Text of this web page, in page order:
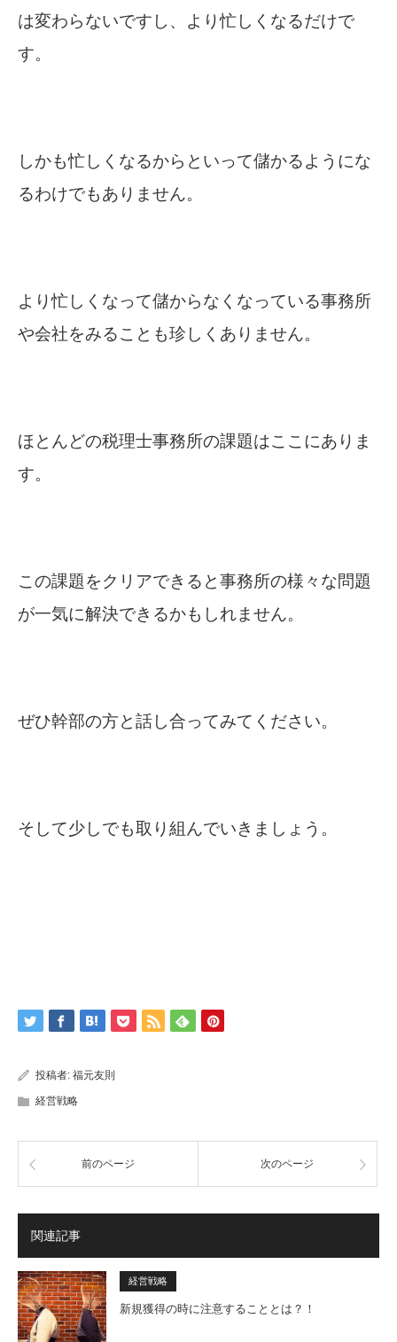
は変わらないですし、より忙しくなるだけで
す。
しかも忙しくなるからといって儲かるようにな
るわけでもありません。
より忙しくなって儲からなくなっている事務所
や会社をみることも珍しくありません。
ほとんどの税理士事務所の課題はここにありま
す。
この課題をクリアできると事務所の様々な問題
が一気に解決できるかもしれません。
ぜひ幹部の方と話し合ってみてください。
そして少しでも取り組んでいきましょう。
投稿者: 福元友則
経営戦略
前のページ 次のページ
関連記事
経営戦略
新規獲得の時に注意することとは？！